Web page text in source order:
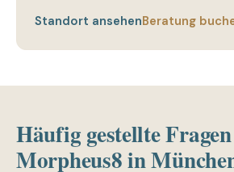
Standort ansehenBeratung
Häufig gestellte
Morpheus8 in